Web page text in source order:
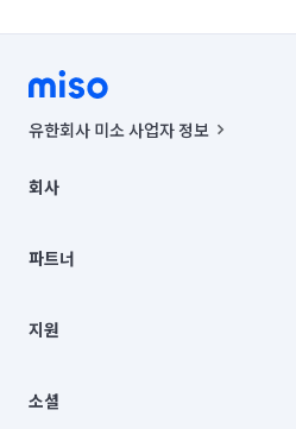
유한회사 미소 사업자 정보
00019 |
주소 | 본사: 서울특별시 종로구 율곡로
컨택센터 : 서울특별시 종로구 수송동 율
상품, 상품정보, 거래에 관한 의무와 책임
언론 보도 관련 문의:
© 유한회사 미소. Miso, Inc. All Rights
회사
채용
파트너
이사
지원
이용약관
소셜